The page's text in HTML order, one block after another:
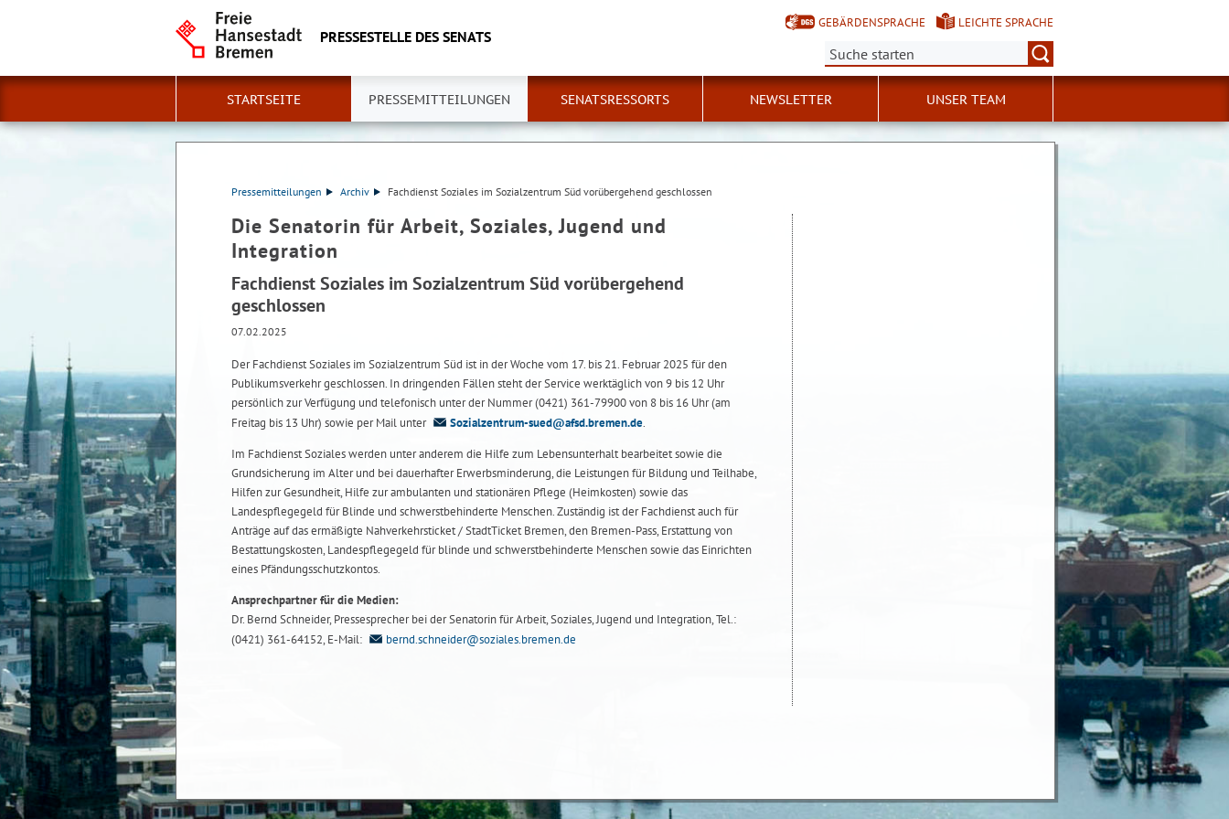
PRESSESTELLE DES SENATS
GEBÄRDENSPRACHE
LEICHTE SPRACHE
Suche:
STARTSEITE PRESSEMITTEILUNGEN SENATSRESSORTS NEWSLETTER UNSER TEAM
Pressemitteilungen Archiv Fachdienst Soziales im Sozialzentrum Süd vorübergehend geschlossen
Die Senatorin für Arbeit, Soziales, Jugend und
Integration
Fachdienst Soziales im Sozialzentrum Süd vorübergehend
geschlossen
07.02.2025
Der Fachdienst Soziales im Sozialzentrum Süd ist in der Woche vom 17. bis 21. Februar 2025 für den
Publikumsverkehr geschlossen. In dringenden Fällen steht der Service werktäglich von 9 bis 12 Uhr
persönlich zur Verfügung und telefonisch unter der Nummer (0421) 361-79900 von 8 bis 16 Uhr (am
Freitag bis 13 Uhr) sowie per Mail unter
Sozialzentrum-sued@afsd.bremen.de.
Im Fachdienst Soziales werden unter anderem die Hilfe zum Lebensunterhalt bearbeitet sowie die
Grundsicherung im Alter und bei dauerhafter Erwerbsminderung, die Leistungen für Bildung und Teilhabe,
Hilfen zur Gesundheit, Hilfe zur ambulanten und stationären Pflege (Heimkosten) sowie das
Landespflegegeld für Blinde und schwerstbehinderte Menschen. Zuständig ist der Fachdienst auch für
Anträge auf das ermäßigte Nahverkehrsticket / StadtTicket Bremen, den Bremen-Pass, Erstattung von
Bestattungskosten, Landespflegegeld für blinde und schwerstbehinderte Menschen sowie das Einrichten
eines Pfändungsschutzkontos.
Ansprechpartner für die Medien:
Dr. Bernd Schneider, Pressesprecher bei der Senatorin für Arbeit, Soziales, Jugend und Integration, Tel.:
(0421) 361-64152, E-Mail:
bernd.schneider@soziales.bremen.de